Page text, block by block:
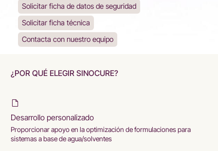
Solicitar ficha de datos de seguridad
Solicitar ficha técnica
Contacta con nuestro equipo
¿POR QUÉ ELEGIR SINOCURE?
Desarrollo personalizado
Proporcionar apoyo en la optimización de formulaciones para
sistemas a base de agua/solventes